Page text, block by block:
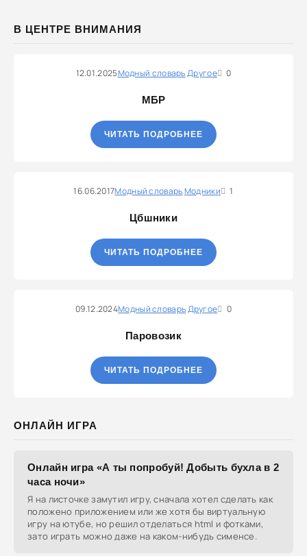
В ЦЕНТРЕ ВНИМАНИЯ
12.01.2025Модный словарьДругое 0
МБР
ЧИТАТЬ ПОДРОБНЕЕ
16.06.2017Модный словарьМодники 1
Цбшники
ЧИТАТЬ ПОДРОБНЕЕ
09.12.2024Модный словарьДругое 0
Паровозик
ЧИТАТЬ ПОДРОБНЕЕ
ОНЛАЙН ИГРА
Онлайн игра «А ты попробуй! Добыть бухла в 2
часа ночи»
Я на листочке замутил игру, сначала хотел сделать как
положено приложением или же хотя бы виртуальную
игру на ютубе, но решил отделаться html и фотками,
зато играть можно даже на каком-нибудь сименсе.